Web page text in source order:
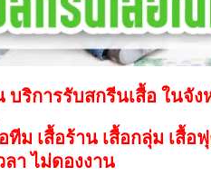
บริการรับสกรีนเสื้อ ในจัง
ทีม เสื้อร้าน เสื้อกลุ่ม เสื้อ
ลา ไม่ดองงาน